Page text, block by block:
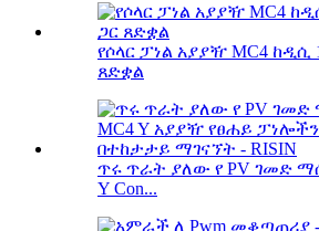
የሶላር ፓነል አያያዥ MC4 ከዲሲ
ጸድቋል
ጥሩ ጥራት ያለው የ PV ገመድ
Y Con...